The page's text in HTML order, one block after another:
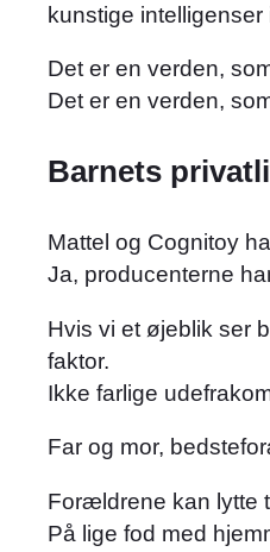
kunstige
Det er en verden,
Det er en verden,
Barnets
Mattel og Cognitoy
Ja, producenterne
Hvis vi et øjeblik ser
faktor.
Ikke farlige
Far og mor,
Forældrene kan lytte
På lige fod med